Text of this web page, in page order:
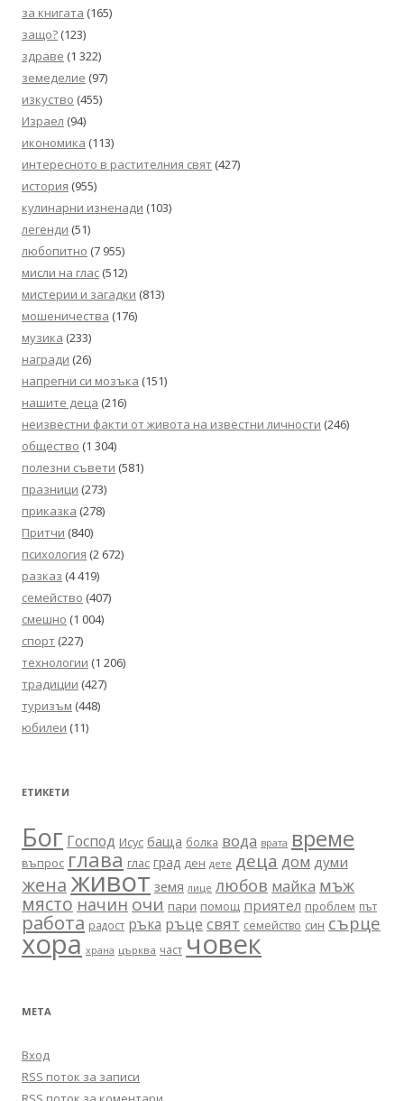
за книгата (165)
защо? (123)
здраве (1 322)
земеделие (97)
изкуство (455)
Израел (94)
икономика (113)
интересното в растителния свят (427)
история (955)
кулинарни изненади (103)
легенди (51)
любопитно (7 955)
мисли на глас (512)
мистерии и загадки (813)
мошеничества (176)
музика (233)
награди (26)
напрегни си мозъка (151)
нашите деца (216)
неизвестни факти от живота на известни личности (246)
общество (1 304)
полезни съвети (581)
празници (273)
приказка (278)
Притчи (840)
психология (2 672)
разказ (4 419)
семейство (407)
смешно (1 004)
спорт (227)
технологии (1 206)
традиции (427)
туризъм (448)
юбилеи (11)
ЕТИКЕТИ
Бог Господ Исус баща болка вода врата време
въпрос глава глас град ден дете деца дом думи
женаживот земя лице любов майка мъж
място начин очи пари помощ приятел проблем път
работа радост ръка ръце свят семейство син сърце
хора храна църква част човек
МЕТА
Вход
RSS поток за записи